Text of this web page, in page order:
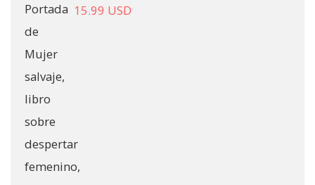
15.99 USD